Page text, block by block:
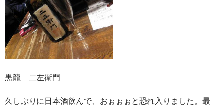
黒龍 二左衛門
久しぶりに日本酒飲んで、おぉぉぉと恐れ入りました。最